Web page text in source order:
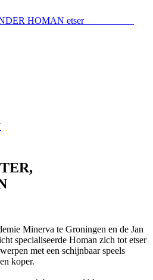
HOMAN etser
Minerva te Groningen en de Jan
specialiseerde Homan zich tot etser
met een schijnbaar speels
koper.